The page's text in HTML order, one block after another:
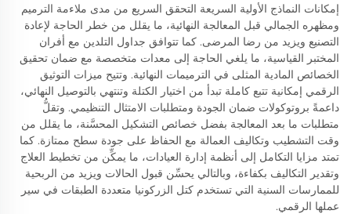
إمكانات النماذج الأولية السريعة التحقق السريع من مدى ملاءمة الترميم
ومظهره الجمالي قبل المعالجة النهائية، ما يقلل من خطر الحاجة لإعادة
التصنيع ويزيد من رضا المرضى. كما تتوافق جداول التلدين مع أفران
المختبر القياسية، ما يلغي الحاجة إلى معدات متخصصة مع ضمان تحقيق
الخصائص المادية المثلى في الترميمات النهائية. وتتيح ميزات التوثيق
الرقمي إمكانية تتبع كاملة تبدأ من اختيار الكتلة وتنتهي بالتوصيل النهائي،
داعمةً بروتوكولات ضمان الجودة ومتطلبات الامتثال التنظيمي. وتقلُّ
متطلبات ما بعد المعالجة بفضل خصائص التشكيل المحسَّنة، ما يقلل من
وقت التشطيب وتكاليف العمالة مع الحفاظ على جودة سطح ممتازة. كما
تمتد مزايا التكامل إلى أنظمة إدارة العيادات، ما يمكِّن من تخطيط العلاج
وتقدير التكاليف بكفاءة، وبالتالي يحسِّن قبول الحالات ويزيد من الربحية
للممارسات السنية التي تستخدم كتل الزركونيا متعددة الطبقات في سير
عملها الرقمي.